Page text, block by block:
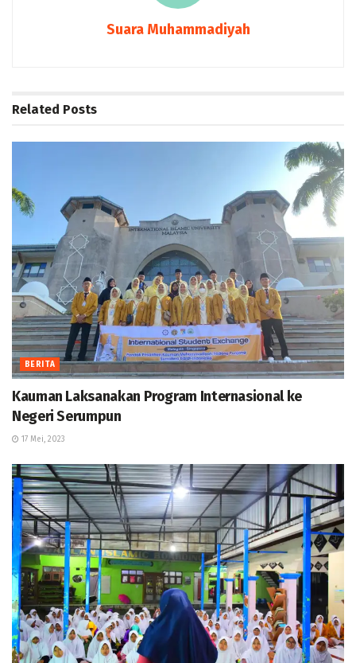
Suara Muhammadiyah
Related Posts
BERITA
Kauman Laksanakan Program Internasional ke
Negeri Serumpun
17 Mei, 2023